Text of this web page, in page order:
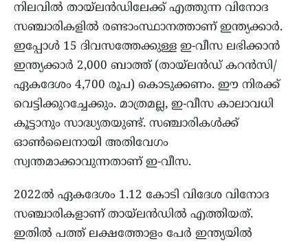
നിലവില്‍ തായ്‌ലന്‍ഡിലേക്ക് എത്തുന്ന വിനോദ
സഞ്ചാരികളില്‍ രണ്ടാംസ്ഥാനത്താണ് ഇന്ത്യക്കാര്‍.
ഇപ്പോള്‍ 15 ദിവസത്തേക്കുള്ള ഇ-വീസ ലഭിക്കാന്‍
ഇന്ത്യക്കാര്‍ 2,000 ബാത്ത് (തായ്‌ലന്‍ഡ് കറന്‍സി/
ഏകദേശം 4,700 രൂപ) കൊടുക്കണം. ഈ നിരക്ക്
വെട്ടിക്കുറച്ചേക്കും. മാത്രമല്ല, ഇ-വീസ കാലാവധി
കൂട്ടാനും സാദ്ധ്യതയുണ്ട്. സഞ്ചാരികള്‍ക്ക്
ഓണ്‍ലൈനായി അതിവേഗം
സ്വന്തമാക്കാവുന്നതാണ് ഇ-വീസ.
2022ല്‍ ഏകദേശം 1.12 കോടി വിദേശ വിനോദ
സഞ്ചാരികളാണ് തായ്‌ലന്‍ഡില്‍ എത്തിയത്.
ഇതില്‍ പത്ത് ലക്ഷത്തോളം പേര്‍ ഇന്ത്യയില്‍